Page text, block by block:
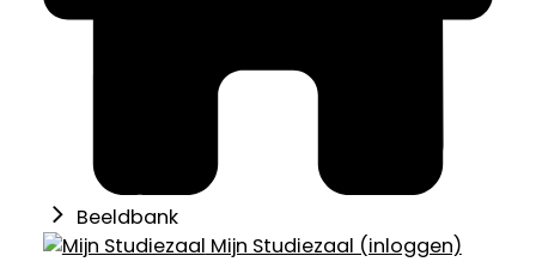
Beeldbank
Mijn Studiezaal (inloggen)